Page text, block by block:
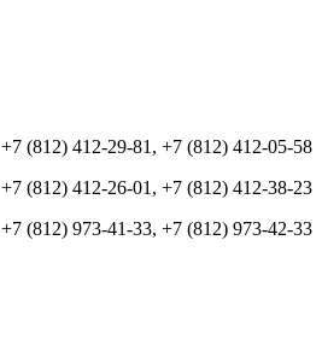
+7 (812) 412-29-81, +7 (812) 412-05-58
+7 (812) 412-26-01, +7 (812) 412-38-23
+7 (812) 973-41-33, +7 (812) 973-42-33